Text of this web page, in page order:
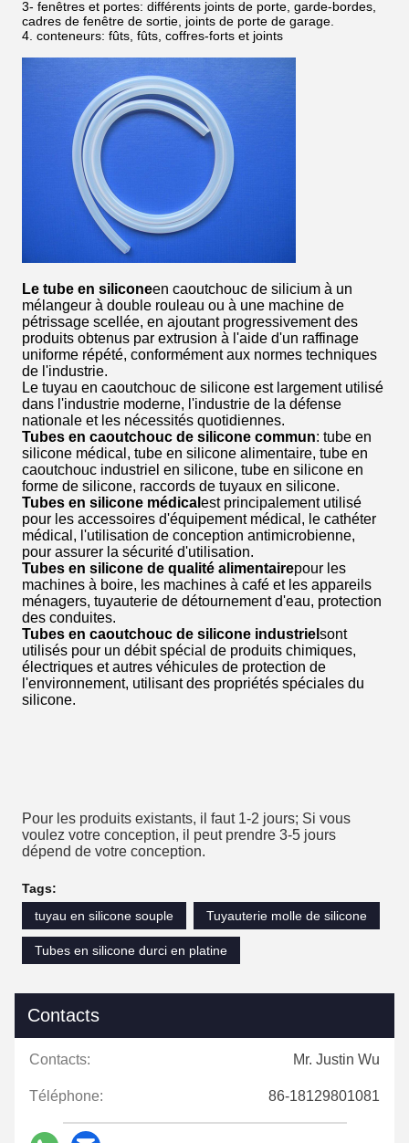
3- fenêtres et portes: différents joints de porte, garde-bordes,
cadres de fenêtre de sortie, joints de porte de garage.
4. conteneurs: fûts, fûts, coffres-forts et joints
Le tube en siliconeen caoutchouc de silicium à un
mélangeur à double rouleau ou à une machine de
pétrissage scellée, en ajoutant progressivement des
produits obtenus par extrusion à l'aide d'un raffinage
uniforme répété, conformément aux normes techniques
de l'industrie.
Le tuyau en caoutchouc de silicone est largement utilisé
dans l'industrie moderne, l'industrie de la défense
nationale et les nécessités quotidiennes.
Tubes en caoutchouc de silicone commun: tube en
silicone médical, tube en silicone alimentaire, tube en
caoutchouc industriel en silicone, tube en silicone en
forme de silicone, raccords de tuyaux en silicone.
Tubes en silicone médical est principalement utilisé
pour les accessoires d'équipement médical, le cathéter
médical, l'utilisation de conception antimicrobienne,
pour assurer la sécurité d'utilisation.
Tubes en silicone de qualité alimentairepour les
machines à boire, les machines à café et les appareils
ménagers, tuyauterie de détournement d'eau, protection
des conduites.
Tubes en caoutchouc de silicone industriel sont
utilisés pour un débit spécial de produits chimiques,
électriques et autres véhicules de protection de
l'environnement, utilisant des propriétés spéciales du
silicone.
Pour les produits existants, il faut 1-2 jours; Si vous
voulez votre conception, il peut prendre 3-5 jours
dépend de votre conception.
Tags:
tuyau en silicone souple
Tuyauterie molle de silicone
Tubes en silicone durci en platine
Contacts
Contacts: Mr. Justin Wu
Téléphone: 86-18129801081